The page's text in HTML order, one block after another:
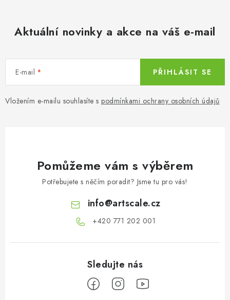
Aktuální novinky a akce na váš e-mail
E-mail
Vložením e-mailu souhlasíte s podmínkami ochrany osobních údajů
PŘIHLÁSIT SE
Pomůžeme vám s výběrem
Potřebujete s něčím poradit? Jsme tu pro vás!
info@artscale.cz
+420 771 202 001​